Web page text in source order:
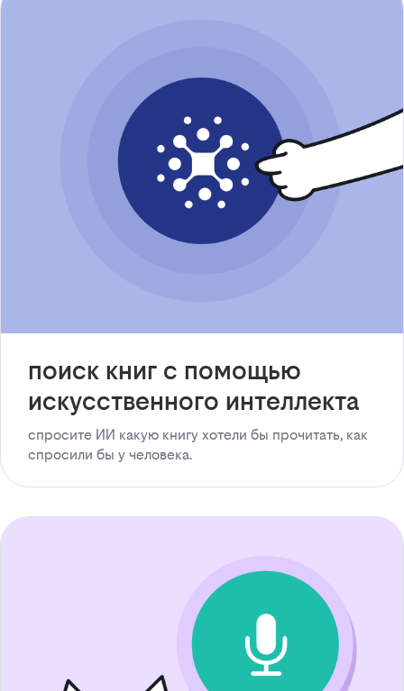
поиск книг с помощью
искусственного интеллекта
спросите ИИ какую книгу хотели бы прочитать, как
спросили бы у человека.